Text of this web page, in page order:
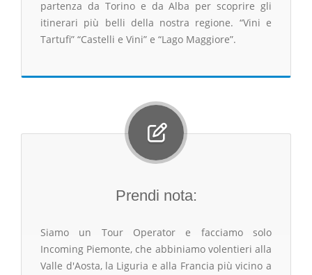
partenza da Torino e da Alba per scoprire gli
itinerari più belli della nostra regione. “Vini e
Tartufi” “Castelli e Vini” e “Lago Maggiore”.
Prendi nota:
Siamo un Tour Operator e facciamo solo
Incoming Piemonte, che abbiniamo volentieri alla
Valle d'Aosta, la Liguria e alla Francia più vicino a